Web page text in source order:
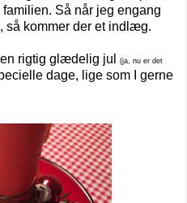
Så når jeg engang
så kommer der et indlæg.
rigtig glædelig jul
(ja, nu er det
dage, lige som I gerne